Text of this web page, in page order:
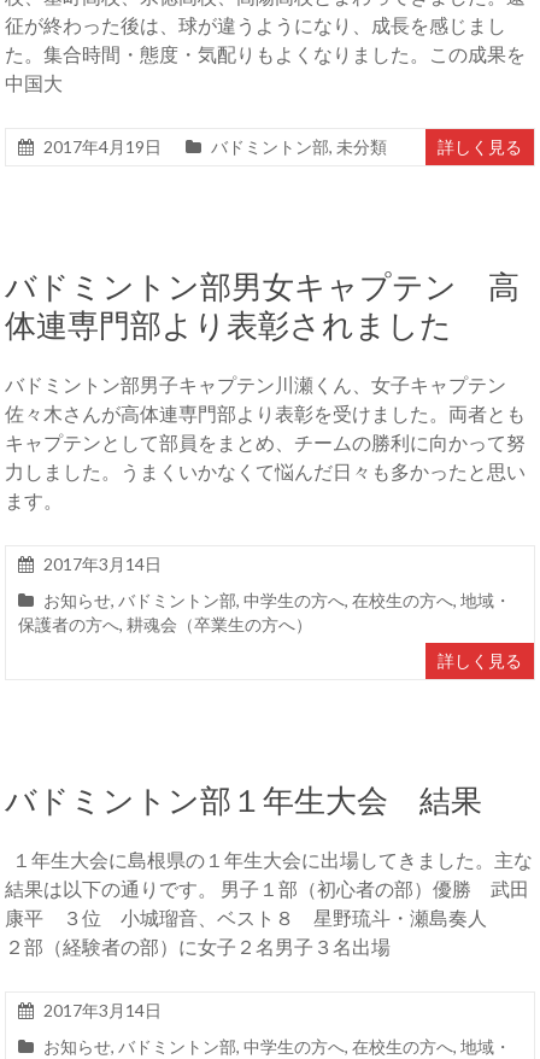
征が終わった後は、球が違うようになり、成長を感じまし
た。集合時間・態度・気配りもよくなりました。この成果を
中国大
2017年4月19日 バドミントン部, 未分類 詳しく見る
バドミントン部男女キャプテン 高
体連専門部より表彰されました
バドミントン部男子キャプテン川瀬くん、女子キャプテン
佐々木さんが高体連専門部より表彰を受けました。両者とも
キャプテンとして部員をまとめ、チームの勝利に向かって努
力しました。うまくいかなくて悩んだ日々も多かったと思い
ます。
2017年3月14日
お知らせ,バドミントン部,中学生の方へ,在校生の方へ,地域・
保護者の方へ,耕魂会（卒業生の方へ）
詳しく見る
バドミントン部１年生大会 結果
１年生大会に島根県の１年生大会に出場してきました。主な
結果は以下の通りです。 男子１部（初心者の部）優勝 武田
康平 ３位 小城瑠音、ベスト８ 星野琉斗・瀬島奏人
２部（経験者の部）に女子２名男子３名出場
2017年3月14日
お知らせ,バドミントン部,中学生の方へ,在校生の方へ,地域・